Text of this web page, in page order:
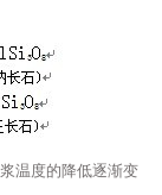
温度的降低逐渐变